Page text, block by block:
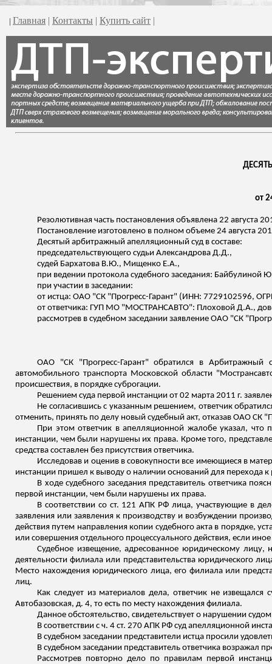
| Главная | Контакты | Купить сайт |
от
Резолютивная часть постановления объявлена 22 августа
Постановление изготовлено в полном объеме 24 августа
Десятый арбитражный апелляционный суд в составе:
председательствующего судьи Александрова Д.Д.,
судей Бархатова В.Ю., Мищенко Е.А.,
при ведении протокола судебного заседания: Байбулиной
при участии в заседании:
от истца: ОАО "СК "Прогресс-Гарант" (ИНН: 7729102596,
от ответчика: ГУП МО "МОСТРАНСАВТО": Плоховой Д.А.,
рассмотрев в судебном заседании заявление ОАО "СК
ОАО "СК "Прогресс-Гарант" обратился в Арбитражный
автомобильного транспорта Московской области "
происшествия, в порядке суброгации.
Решением суда первой инстанции от 02 марта 2011 г.
Не согласившись с указанным решением, ответчик
отменить, принять по делу новый судебный акт, отказав ОАО СК
При этом ответчик в апелляционной жалобе указал, что
инстанции, чем были нарушены их права. Кроме того,
средства составлен без присутствия ответчика.
Исследовав и оценив в совокупности все имеющиеся в
инстанции пришел к выводу о наличии оснований для перехода
В ходе судебного заседания представитель ответчика
первой инстанции, чем были нарушены их права.
В соответствии со ст. 121 АПК РФ лица, участвующие в
заявления или заявления к производству и возбуждении
действия путем направления копии судебного акта в порядке,
или совершения отдельного процессуального действия, если
Судебное извещение, адресованное юридическому лицу,
деятельности филиала или представительства юридического
Место нахождения юридического лица, его филиала или
лиц.
Как следует из материалов дела, ответчик не
Автобазовская, д. 4, то есть по месту нахождения филиала.
Данное обстоятельство, свидетельствует о нарушении
В соответствии с ч. 4 ст. 270 АПК РФ суд апелляционной
В судебном заседании представители истца просили
В судебном заседании представитель ответчика возражал
Рассмотрев повторно дело по правилам первой